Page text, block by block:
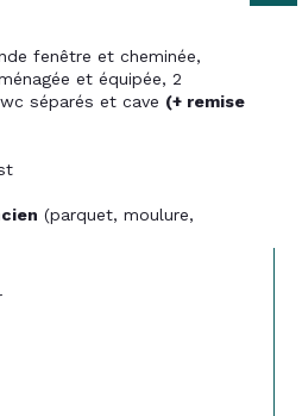
fenêtre et cheminée,
et équipée, 2
séparés et cave (+ remise
(parquet, moulure,